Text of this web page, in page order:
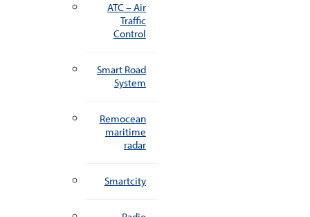
ATC – Air
Traffic
Control
Smart Road
System
Remocean
maritime
radar
Smartcity